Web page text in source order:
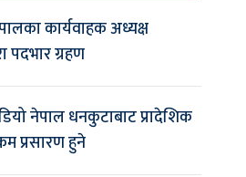
कार्यवाहक अध्यक्ष
पदभार ग्रहण
नेपाल धनकुटाबाट प्रादेशिक
प्रसारण हुने